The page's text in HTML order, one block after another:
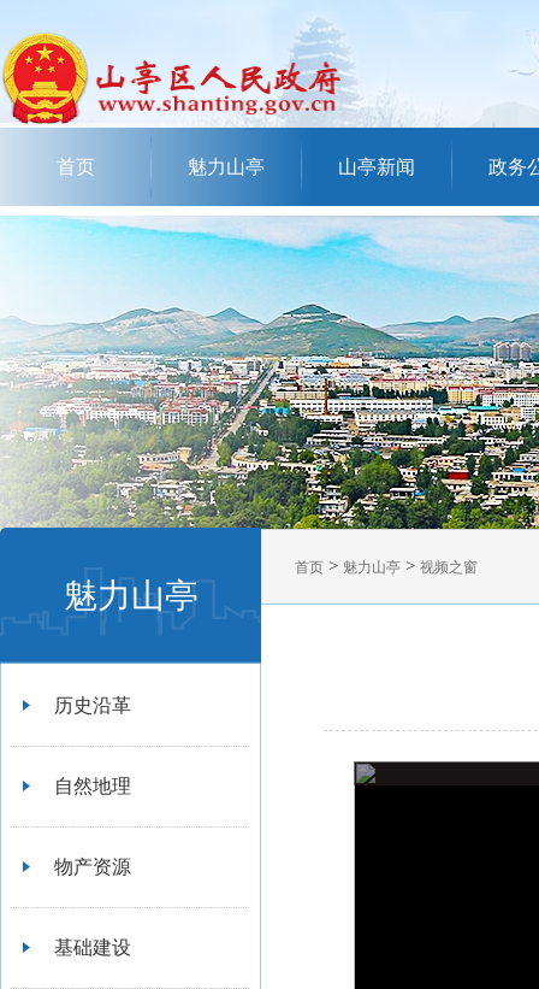
首页 魅力山亭 山亭新闻 政务
魅力山亭
历史沿革
自然地理
物产资源
基础建设
首页 > 魅力山亭 > 视频之窗